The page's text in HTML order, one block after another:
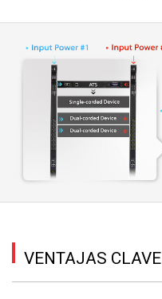
VENTAJAS CLAVE